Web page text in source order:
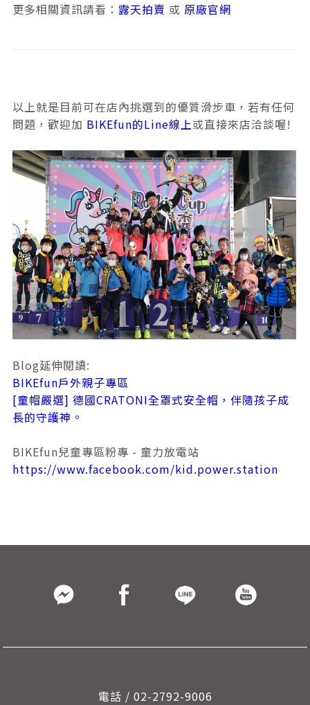
更多相關資訊請看： 露天拍賣 或 原廠官網
以上就是目前可在店內挑選到的優質滑步車，若有任何
問題，歡迎加 BIKEfun的Line線上或直接來店洽談喔!
Blog延伸閱讀:
BIKEfun戶外親子專區
[童帽嚴選] 德國CRATONI全罩式安全帽，伴隨孩子成
長的守護神。
BIKEfun兒童專區粉專 - 童力放電站
https://www.facebook.com/kid.power.station
電話 / 02-2792-9006